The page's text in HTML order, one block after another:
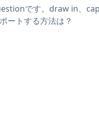
です。draw in、
ートする方法は？